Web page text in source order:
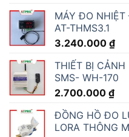
MÁY ĐO
AT-THMS3.1
3.240.000 ₫
THIẾT BỊ
SMS- WH-170
2.700.000 ₫
ĐỒNG HỒ ĐO
LORA THÔNG